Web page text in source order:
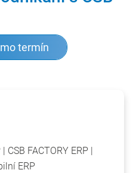
termín
FACTORY ERP |
ERP